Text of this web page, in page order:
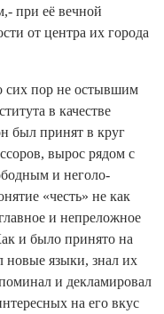
при её вечной
от центра их города
сих пор не остывшим
в качестве
был принят в круг
вырос рядом с
и неголо­
«честь» не как
и непреложное
и было принято на
новые языки, знал их
и декламировал
на его вкус